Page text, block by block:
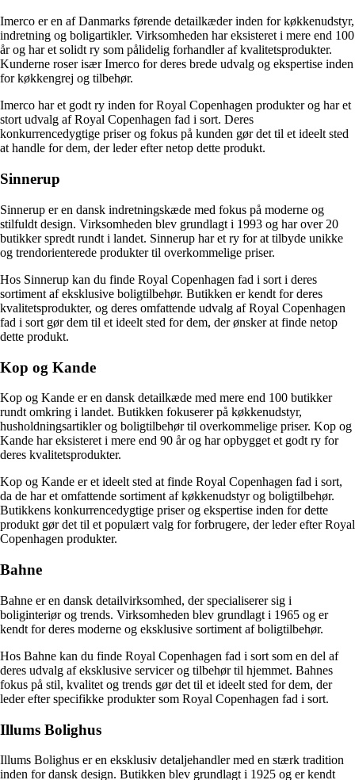
Imerco er en af Danmarks førende detailkæder inden for køkkenudstyr,
indretning og boligartikler. Virksomheden har eksisteret i mere end 100
år og har et solidt ry som pålidelig forhandler af kvalitetsprodukter.
Kunderne roser især Imerco for deres brede udvalg og ekspertise inden
for køkkengrej og tilbehør.
Imerco har et godt ry inden for Royal Copenhagen produkter og har et
stort udvalg af Royal Copenhagen fad i sort. Deres
konkurrencedygtige priser og fokus på kunden gør det til et ideelt sted
at handle for dem, der leder efter netop dette produkt.
Sinnerup
Sinnerup er en dansk indretningskæde med fokus på moderne og
stilfuldt design. Virksomheden blev grundlagt i 1993 og har over 20
butikker spredt rundt i landet. Sinnerup har et ry for at tilbyde unikke
og trendorienterede produkter til overkommelige priser.
Hos Sinnerup kan du finde Royal Copenhagen fad i sort i deres
sortiment af eksklusive boligtilbehør. Butikken er kendt for deres
kvalitetsprodukter, og deres omfattende udvalg af Royal Copenhagen
fad i sort gør dem til et ideelt sted for dem, der ønsker at finde netop
dette produkt.
Kop og Kande
Kop og Kande er en dansk detailkæde med mere end 100 butikker
rundt omkring i landet. Butikken fokuserer på køkkenudstyr,
husholdningsartikler og boligtilbehør til overkommelige priser. Kop og
Kande har eksisteret i mere end 90 år og har opbygget et godt ry for
deres kvalitetsprodukter.
Kop og Kande er et ideelt sted at finde Royal Copenhagen fad i sort,
da de har et omfattende sortiment af køkkenudstyr og boligtilbehør.
Butikkens konkurrencedygtige priser og ekspertise inden for dette
produkt gør det til et populært valg for forbrugere, der leder efter Royal
Copenhagen produkter.
Bahne
Bahne er en dansk detailvirksomhed, der specialiserer sig i
boliginteriør og trends. Virksomheden blev grundlagt i 1965 og er
kendt for deres moderne og eksklusive sortiment af boligtilbehør.
Hos Bahne kan du finde Royal Copenhagen fad i sort som en del af
deres udvalg af eksklusive servicer og tilbehør til hjemmet. Bahnes
fokus på stil, kvalitet og trends gør det til et ideelt sted for dem, der
leder efter specifikke produkter som Royal Copenhagen fad i sort.
Illums Bolighus
Illums Bolighus er en eksklusiv detaljehandler med en stærk tradition
inden for dansk design. Butikken blev grundlagt i 1925 og er kendt